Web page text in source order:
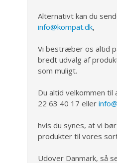
Alternativt kan du
info@kompat.dk,
Vi bestræber os altid
bredt udvalg af
som muligt.
Du altid velkommen til
22 63 40 17 eller
hvis du synes, at vi
produkter til vores
Udover Danmark, så